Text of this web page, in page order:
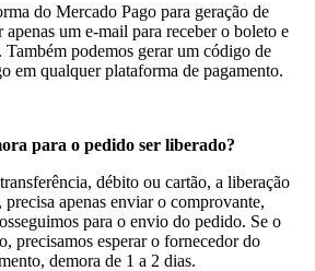
do Mercado Pago para geração de
um e-mail para receber o boleto e
podemos gerar um código de
em qualquer plataforma de pagamento.
para o pedido ser liberado?
débito ou cartão, a liberação
apenas enviar o comprovante,
para o envio do pedido. Se o
precisamos esperar o fornecedor do
demora de 1 a 2 dias.